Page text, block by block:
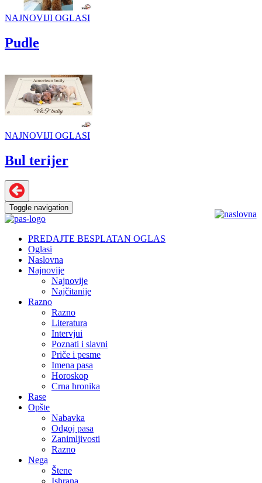
NAJNOVIJI OGLASI
Pudle
NAJNOVIJI OGLASI
Bul terijer
Toggle navigation
PREDAJTE BESPLATAN OGLAS
Oglasi
Naslovna
Najnovije
Najnovije
Najčitanije
Razno
Razno
Literatura
Intervjui
Poznati i slavni
Priče i pesme
Imena pasa
Horoskop
Crna hronika
Rase
Opšte
Nabavka
Odgoj pasa
Zanimljivosti
Razno
Nega
Štene
Ishrana